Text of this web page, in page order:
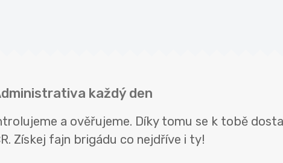
každý den
a ověřujeme. Díky tomu se k tobě
Získej fajn brigádu co nejdříve i ty!